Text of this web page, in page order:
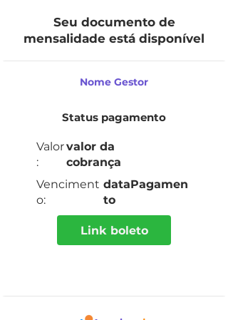
Seu documento de
mensalidade está disponível
Nome Gestor
Status pagamento
Valor
:
valor da
cobrança
Venciment
o:
dataPagamen
to
Link boleto